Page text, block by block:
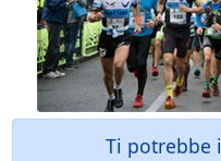
Ti potrebbe